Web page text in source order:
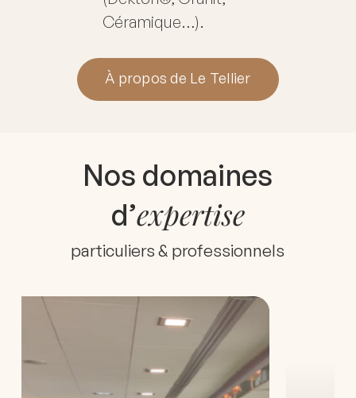
Céramique…).
À propos de Le Tellier
Nos domaines
d’expertise
particuliers & professionnels